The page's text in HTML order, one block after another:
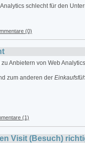
schlecht für den
(0)
Anbietern von Web
zum anderen der
(1)
Visit (Besuch)